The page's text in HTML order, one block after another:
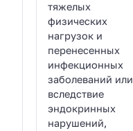
тяжелых
физических
нагрузок и
перенесенных
инфекционных
заболеваний или
вследствие
эндокринных
нарушений,